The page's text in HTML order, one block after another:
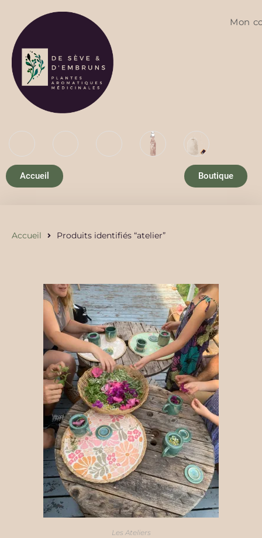
Mon
Accueil Boutique
Accueil Produits identifiés “atelier”
Les Ateliers